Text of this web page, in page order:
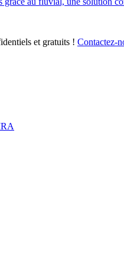
et gratuits ! Contactez-